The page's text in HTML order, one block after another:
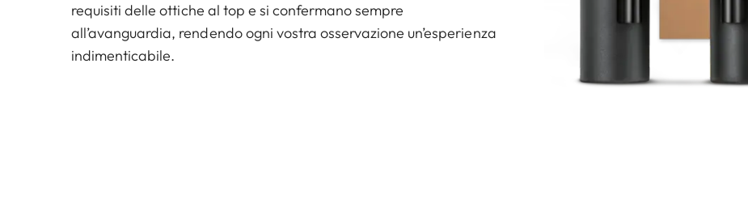
requisiti delle ottiche al top e si confermano sempre
all’avanguardia, rendendo ogni vostra osservazione un’esperienza
indimenticabile.